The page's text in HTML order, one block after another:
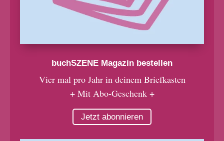
buchSZENE Magazin bestellen
Vier mal pro Jahr in deinem Briefkasten
+ Mit Abo-Geschenk +
Jetzt abonnieren